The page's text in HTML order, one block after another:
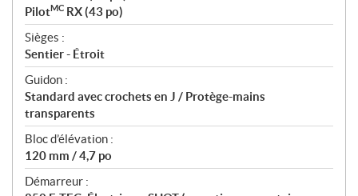
PilotMC RX (43 po)
Sièges :
Sentier - Étroit
Guidon :
Standard avec crochets en J / Protège-mains
transparents
Bloc d’élévation :
120 mm / 4,7 po
Démarreur :